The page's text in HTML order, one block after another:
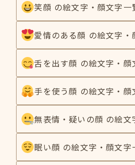
笑顔 の絵文字・顔文字一
愛情のある顔 の絵文字・
舌を出す顔 の絵文字・顔
手を使う顔 の絵文字・顔
無表情・疑いの顔 の絵文
眠い顔 の絵文字・顔文字